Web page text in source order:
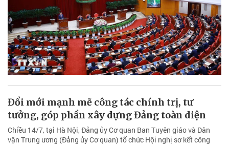
Đổi mới mạnh mẽ công tác chính trị, tư
tưởng, góp phần xây dựng Đảng toàn diện
Chiều 14/7, tại Hà Nội, Đảng ủy Cơ quan Ban Tuyên giáo và Dân
vận Trung ương (Đảng ủy Cơ quan) tổ chức Hội nghị sơ kết công